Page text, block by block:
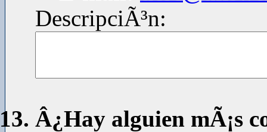
DescripciÃ³n:
Â¿Hay alguien mÃ¡s